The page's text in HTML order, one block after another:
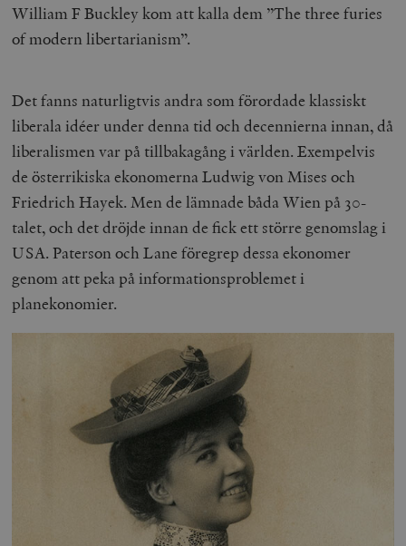
William F Buckley kom att kalla dem ”The three furies
of modern libertarianism”.
Det fanns naturligtvis andra som förordade klassiskt
liberala idéer under denna tid och decennierna innan, då
liberalismen var på tillbakagång i världen. Exempelvis
de österrikiska ekonomerna Ludwig von Mises och
Friedrich Hayek. Men de lämnade båda Wien på 30-
talet, och det dröjde innan de fick ett större genomslag i
USA. Paterson och Lane föregrep dessa ekonomer
genom att peka på informationsproblemet i
planekonomier.